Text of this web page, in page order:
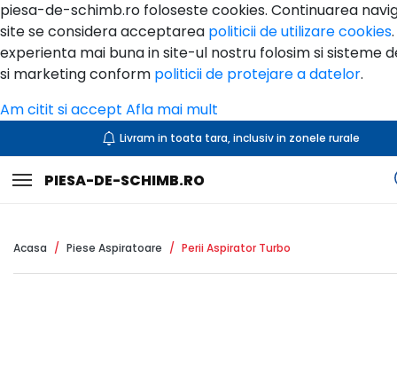
piesa-de-schimb.ro foloseste cookies. Continuarea
site se considera acceptarea politicii de utilizare cookies
experienta mai buna in site-ul nostru folosim si sisteme
si marketing conform politicii de protejare a datelor.
Am citit si accept Afla mai mult
Livram in toata tara, inclusiv in zonele rurale
Toggle navigation
PIESA-DE-SCHIMB.RO
Acasa Piese Aspiratoare Perii Aspirator Turbo